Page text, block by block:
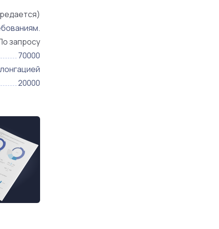
запросу
70000
20000